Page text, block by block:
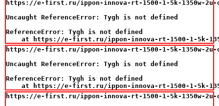
https://e-first.ru/ippon-innova-rt-1500-1-5k-1350w-2u-
Uncaught ReferenceError: Tygh is not defined
ReferenceError: Tygh is not defined
at https://e-first.ru/ippon-innova-rt-1500-1-5k-
https://e-first.ru/ippon-innova-rt-1500-1-5k-1350w-2u-
Uncaught ReferenceError: Tygh is not defined
ReferenceError: Tygh is not defined
at https://e-first.ru/ippon-innova-rt-1500-1-5k-
https://e-first.ru/ippon-innova-rt-1500-1-5k-1350w-2u-